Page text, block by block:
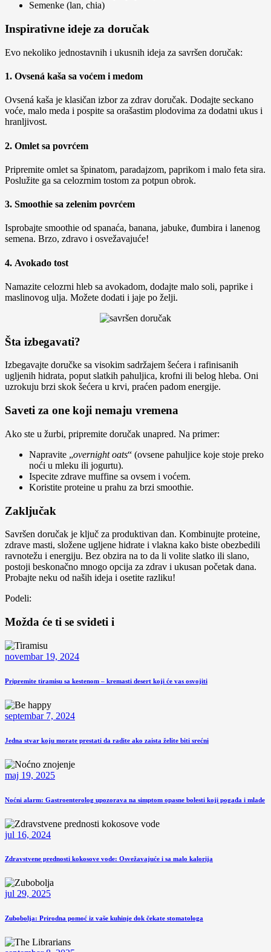
Semenke (lan, chia)
Inspirativne ideje za doručak
Evo nekoliko jednostavnih i ukusnih ideja za savršen doručak:
1. Ovsená kaša sa voćem i medom
Ovsená kaša je klasičan izbor za zdrav doručak. Dodajte seckano
voće, malo meda i pospite sa orašastim plodovima za dodatni ukus i
hranljivost.
2. Omlet sa povrćem
Pripremite omlet sa špinatom, paradajzom, paprikom i malo feta sira.
Poslužite ga sa celozrnim tostom za potpun obrok.
3. Smoothie sa zelenim povrćem
Isprobajte smoothie od spanaća, banana, jabuke, đumbira i lanenog
semena. Brzo, zdravo i osvežavajuće!
4. Avokado tost
Namazite celozrni hleb sa avokadom, dodajte malo soli, paprike i
maslinovog ulja. Možete dodati i jaje po želji.
Šta izbegavati?
Izbegavajte doručke sa visokim sadržajem šećera i rafinisanih
ugljenih hidrata, poput slatkih pahuljica, krofni ili belog hleba. Oni
uzrokuju brzi skok šećera u krvi, praćen padom energije.
Saveti za one koji nemaju vremena
Ako ste u žurbi, pripremite doručak unapred. Na primer:
Napravite „overnight oats“ (ovsene pahuljice koje stoje preko
noći u mleku ili jogurtu).
Ispecite zdrave muffine sa ovsem i voćem.
Koristite proteine u prahu za brzi smoothie.
Zaključak
Savršen doručak je ključ za produktivan dan. Kombinujte proteine,
zdrave masti, složene ugljene hidrate i vlakna kako biste obezbedili
ravnotežu i energiju. Bez obzira na to da li volite slatko ili slano,
postoji beskonačno mnogo opcija za zdrav i ukusan početak dana.
Probajte neku od naših ideja i osetite razliku!
Podeli:
Možda će ti se svideti i
novembar 19, 2024
Pripremite tiramisu sa kestenom – kremasti desert koji će vas osvojiti
septembar 7, 2024
Jedna stvar koju morate prestati da radite ako zaista želite biti srećni
maj 19, 2025
Noćni alarm: Gastroenterolog upozorava na simptom opasne bolesti koji pogađa i mlade
jul 16, 2024
Zdravstvene prednosti kokosove vode: Osvežavajuće i sa malo kalorija
jul 29, 2025
Zubobolja: Prirodna pomoć iz vaše kuhinje dok čekate stomatologa